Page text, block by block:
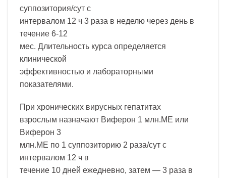
суппозитория/сут с
интервалом 12 ч 3 раза в неделю через день в
течение 6-12
мес. Длительность курса определяется
клинической
эффективностью и лабораторными
показателями.
При хронических вирусных гепатитах
взрослым назначают Виферон 1 млн.МЕ или
Виферон 3
млн.МЕ по 1 суппозиторию 2 раза/сут с
интервалом 12 ч в
течение 10 дней ежедневно, затем — 3 раза в